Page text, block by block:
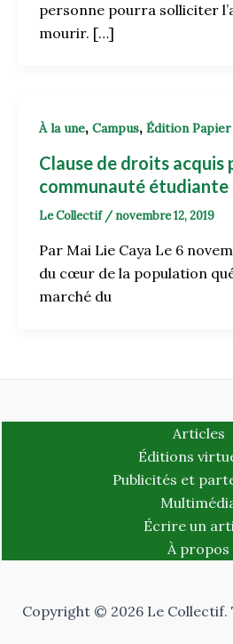
personne pourra solliciter
mourir. […]
À la une, Campus, Édition Papier
Clause de droits acquis
communauté
Le Collectif / novembre 12, 2019
Par Mai Lie Caya Le 6
du cœur de la population
marché du
Articles
Éditions
Publicités et
Écrire un
À propos
Copyright © 2026 Le Collectif.